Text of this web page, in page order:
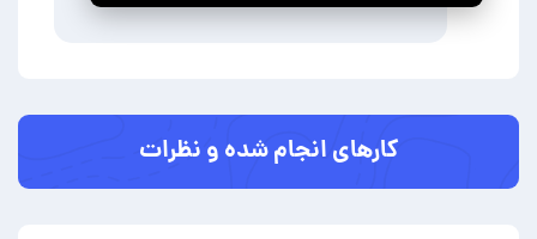
کارهای انجام شده و نظرات